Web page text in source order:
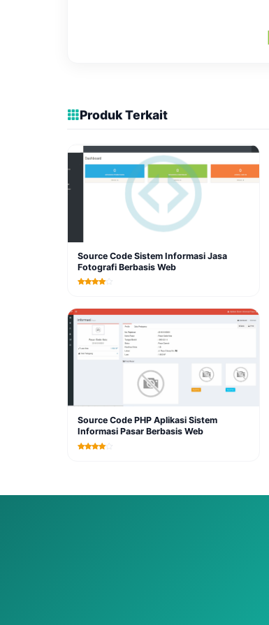
Produk Terkait
Source Code Sistem Informasi Jasa
Fotografi Berbasis Web
Source Code PHP Aplikasi Sistem
Informasi Pasar Berbasis Web